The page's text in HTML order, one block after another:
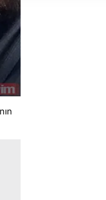
dahilinde kullanılacaktır.
Çerezlere ilişkin detaylı
Metnimizi okumak ve